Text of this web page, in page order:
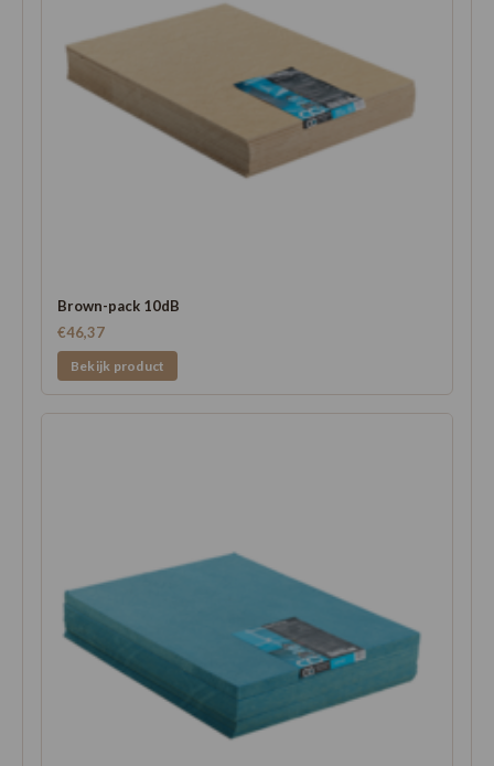
Brown-pack 10dB
€46,37
Bekijk product